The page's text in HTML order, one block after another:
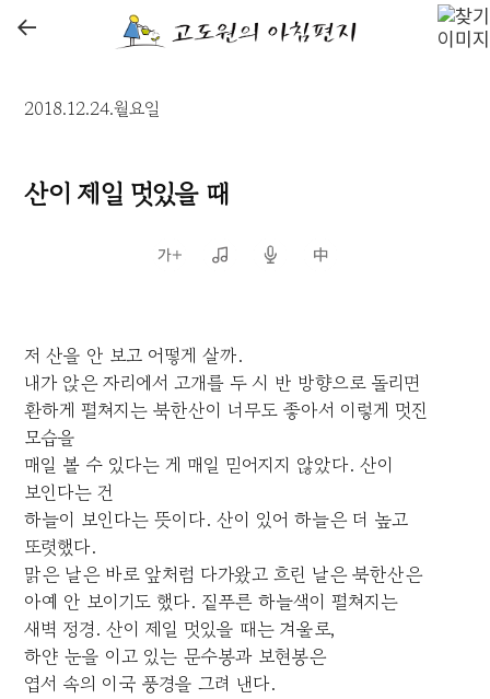
←
2018.12.24.월요일
산이 제일 멋있을 때
저 산을 안 보고 어떻게 살까.
내가 앉은 자리에서 고개를 두 시 반 방향으로 돌리면
환하게 펼쳐지는 북한산이 너무도 좋아서 이렇게 멋진
모습을
매일 볼 수 있다는 게 매일 믿어지지 않았다. 산이
보인다는 건
하늘이 보인다는 뜻이다. 산이 있어 하늘은 더 높고
또렷했다.
맑은 날은 바로 앞처럼 다가왔고 흐린 날은 북한산은
아예 안 보이기도 했다. 짙푸른 하늘색이 펼쳐지는
새벽 정경. 산이 제일 멋있을 때는 겨울로,
하얀 눈을 이고 있는 문수봉과 보현봉은
엽서 속의 이국 풍경을 그려 낸다.